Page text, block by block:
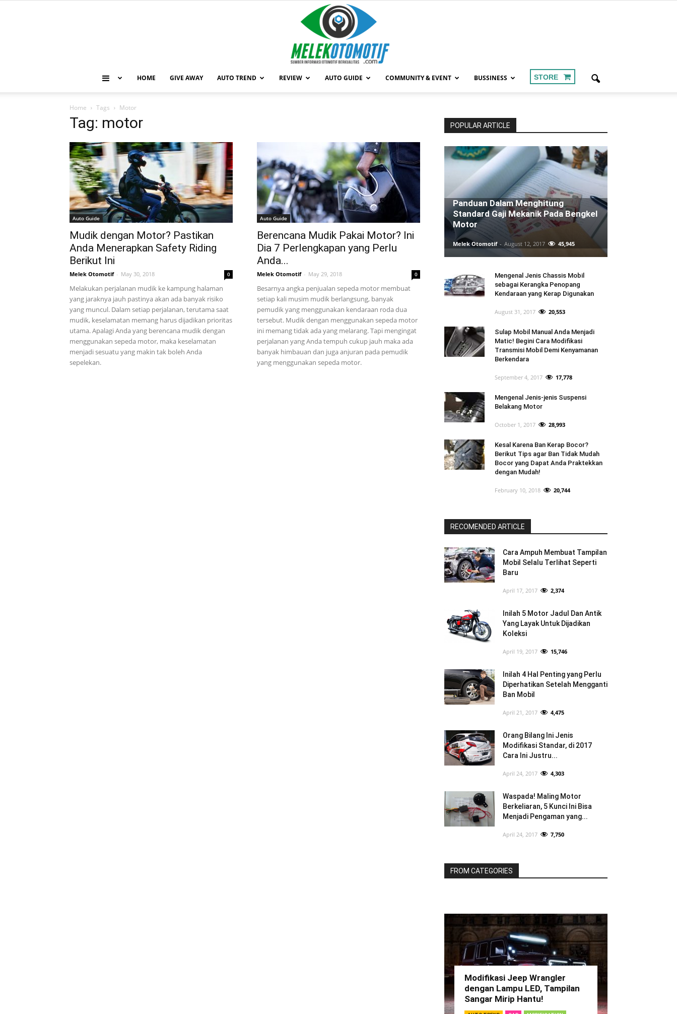
HOME GIVE AWAY AUTO TREND REVIEW AUTO GUIDE COMMUNITY & EVENT BUSSINESS STORE
Home Tags Motor
Tag: motor
Auto Guide
Mudik dengan Motor? Pastikan
Anda Menerapkan Safety Riding
Berikut Ini
Melek Otomotif - May 30, 2018 0
Melakukan perjalanan mudik ke kampung halaman
yang jaraknya jauh pastinya akan ada banyak risiko
yang muncul. Dalam setiap perjalanan, terutama saat
mudik, keselamatan memang harus dijadikan prioritas
utama. Apalagi Anda yang berencana mudik dengan
menggunakan sepeda motor, maka keselamatan
menjadi sesuatu yang makin tak boleh Anda
sepelekan.
Auto Guide
Berencana Mudik Pakai Motor? Ini
Dia 7 Perlengkapan yang Perlu
Anda...
Melek Otomotif - May 29, 2018 0
Besarnya angka penjualan sepeda motor membuat
setiap kali musim mudik berlangsung, banyak
pemudik yang menggunakan kendaraan roda dua
tersebut. Mudik dengan menggunakan sepeda motor
ini memang tidak ada yang melarang. Tapi mengingat
perjalanan yang Anda tempuh cukup jauh maka ada
banyak himbauan dan juga anjuran pada pemudik
yang menggunakan sepeda motor.
POPULAR ARTICLE
Panduan Dalam Menghitung
Standard Gaji Mekanik Pada Bengkel
Motor
Melek Otomotif - August 12, 2017 45,945
Mengenal Jenis Chassis Mobil
sebagai Kerangka Penopang
Kendaraan yang Kerap Digunakan
August 31, 2017 20,553
Sulap Mobil Manual Anda Menjadi
Matic! Begini Cara Modifikasi
Transmisi Mobil Demi Kenyamanan
Berkendara
September 4, 2017 17,778
Mengenal Jenis-jenis Suspensi
Belakang Motor
October 1, 2017 28,993
Kesal Karena Ban Kerap Bocor?
Berikut Tips agar Ban Tidak Mudah
Bocor yang Dapat Anda Praktekkan
dengan Mudah!
February 10, 2018 20,744
RECOMENDED ARTICLE
Cara Ampuh Membuat Tampilan
Mobil Selalu Terlihat Seperti
Baru
April 17, 2017 2,374
Inilah 5 Motor Jadul Dan Antik
Yang Layak Untuk Dijadikan
Koleksi
April 19, 2017 15,746
Inilah 4 Hal Penting yang Perlu
Diperhatikan Setelah Mengganti
Ban Mobil
April 21, 2017 4,475
Orang Bilang Ini Jenis
Modifikasi Standar, di 2017
Cara Ini Justru...
April 24, 2017 4,303
Waspada! Maling Motor
Berkeliaran, 5 Kunci Ini Bisa
Menjadi Pengaman yang...
April 24, 2017 7,750
FROM CATEGORIES
Modifikasi Jeep Wrangler
dengan Lampu LED, Tampilan
Sangar Mirip Hantu!